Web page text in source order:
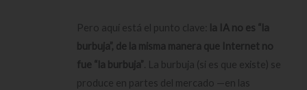
Pero aquí está el punto clave:
la IA no es “la
burbuja”, de la misma manera que Internet no
fue “la burbuja” . La burbuja (si es que existe) se
produce en partes del mercado —en las